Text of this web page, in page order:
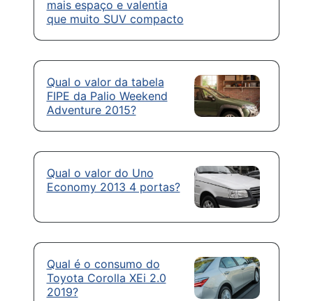
mais espaço e valentia
que muito SUV compacto
Qual o valor da tabela
FIPE da Palio Weekend
Adventure 2015?
Qual o valor do Uno
Economy 2013 4 portas?
Qual é o consumo do
Toyota Corolla XEi 2.0
2019?